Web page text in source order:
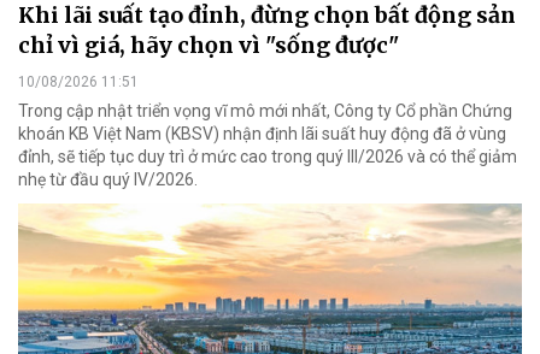
Khi lãi suất tạo đỉnh, đừng chọn bất động sản
chỉ vì giá, hãy chọn vì "sống được"
10/08/2026 11:51
Trong cập nhật triển vọng vĩ mô mới nhất, Công ty Cổ phần Chứng
khoán KB Việt Nam (KBSV) nhận định lãi suất huy động đã ở vùng
đỉnh, sẽ tiếp tục duy trì ở mức cao trong quý III/2026 và có thể giảm
nhẹ từ đầu quý IV/2026.